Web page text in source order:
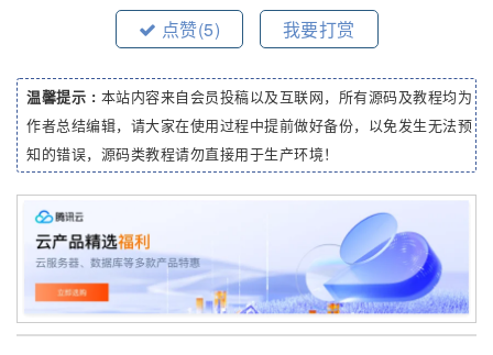
点赞(5) 我要打赏
温馨提示 : 本站内容来自会员投稿以及互联网，所有源码及教程均为
作者总结编辑，请大家在使用过程中提前做好备份，以免发生无法预
知的错误，源码类教程请勿直接用于生产环境！